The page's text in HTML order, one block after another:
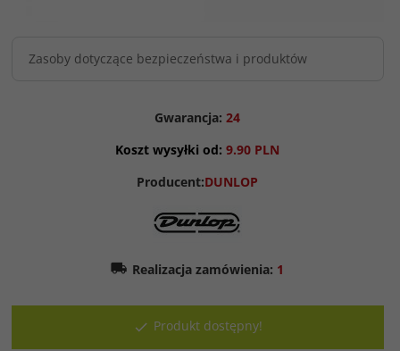
Zasoby dotyczące bezpieczeństwa i produktów
Gwarancja: 24
Koszt wysyłki od: 9.90 PLN
Producent:DUNLOP
Realizacja zamówienia: 1
Produkt dostępny!